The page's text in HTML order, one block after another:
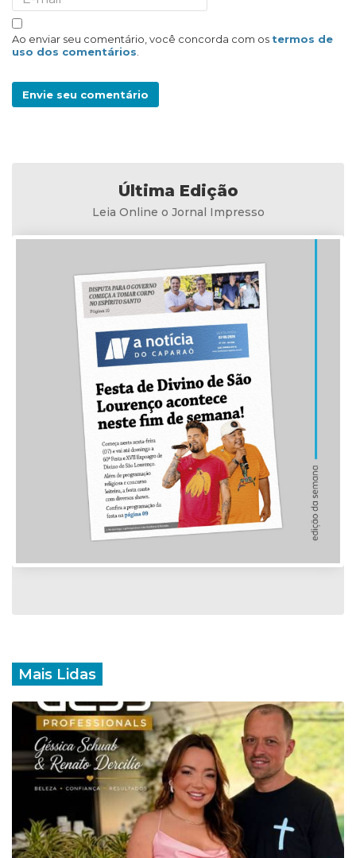
Ao enviar seu comentário, você concorda com os termos de
uso dos comentários
Envie seu comentário
Última Edição
Leia Online o Jornal Impresso
Mais Lidas